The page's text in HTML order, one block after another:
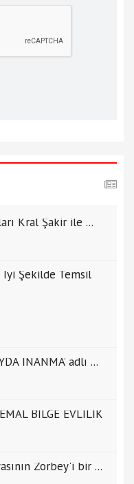
Kral Şakir ile ...
Şekilde Temsil
İNANMA’ adlı ...
BİLGE EVLİLİK
Zorbey'i bir ...